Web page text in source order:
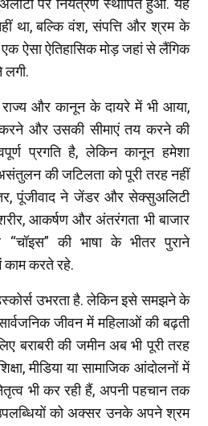
पर नियंत्रण स्थापित हुआ. यह
था, बल्कि वंश, संपत्ति और श्रम के
ऐसा ऐतिहासिक मोड़ जहां से लैंगिक
और कानून के दायरे में भी आया,
करने और उसकी सीमाएं तय करने की
प्रगति है, लेकिन कानून हमेशा
की जटिलता को पूरी तरह नहीं
पूंजीवाद ने जेंडर और सेक्सुअलिटी
आकर्षण और अंतरंगता भी बाजार
की भाषा के भीतर पुराने
काम करते रहे.
उभरता है. लेकिन इसे समझने के
जीवन में महिलाओं की बढ़ती
बराबरी की जमीन अब भी पूरी तरह
मीडिया या सामाजिक आंदोलनों में
भी कर रही हैं, अपनी पहचान तक
को अक्सर उनके अपने श्रम